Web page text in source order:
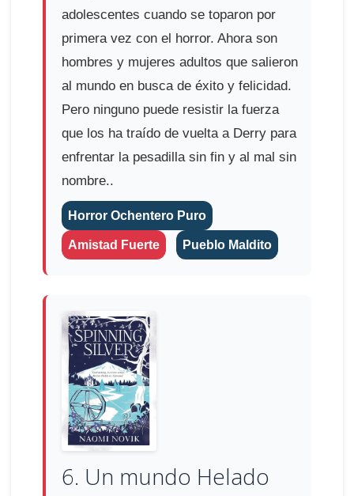
adolescentes cuando se toparon por
primera vez con el horror. Ahora son
hombres y mujeres adultos que salieron
al mundo en busca de éxito y felicidad.
Pero ninguno puede resistir la fuerza
que los ha traído de vuelta a Derry para
enfrentar la pesadilla sin fin y al mal sin
nombre..
Horror Ochentero Puro
Amistad Fuerte Pueblo Maldito
6. Un mundo Helado